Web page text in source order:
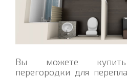
Вы можете купить
перегородки для